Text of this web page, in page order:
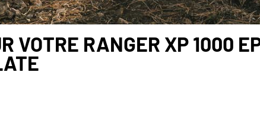
VOTRE RANGER XP 1000